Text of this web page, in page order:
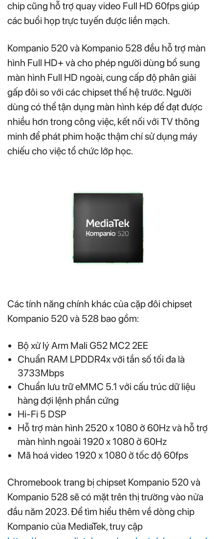
chip cũng hỗ trợ quay video Full HD 60fps giúp
các buổi họp trực tuyến được liền mạch.
Kompanio 520 và Kompanio 528 đều hỗ trợ màn
hình Full HD+ và cho phép người dùng bổ sung
màn hình Full HD ngoài, cung cấp độ phân giải
gấp đôi so với các chipset thế hệ trước. Người
dùng có thể tận dụng màn hình kép để đạt được
nhiều hơn trong công việc, kết nối với TV thông
minh để phát phim hoặc thậm chí sử dụng máy
chiếu cho việc tổ chức lớp học.
Các tính năng chính khác của cặp đôi chipset
Kompanio 520 và 528 bao gồm:
Bộ xử lý Arm Mali G52 MC2 2EE
Chuẩn RAM LPDDR4x với tần số tối đa là
3733Mbps
Chuẩn lưu trữ eMMC 5.1 với cấu trúc dữ liệu
hàng đợi lệnh phần cứng
Hi-Fi 5 DSP
Hỗ trợ màn hình 2520 x 1080 ở 60Hz và hỗ trợ
màn hình ngoài 1920 x 1080 ở 60Hz
Mã hoá video 1920 x 1080 ở tốc độ 60fps
Chromebook trang bị chipset Kompanio 520 và
Kompanio 528 sẽ có mặt trên thị trường vào nửa
đầu năm 2023. Để tìm hiểu thêm về dòng chip
Kompanio của MediaTek, truy cập